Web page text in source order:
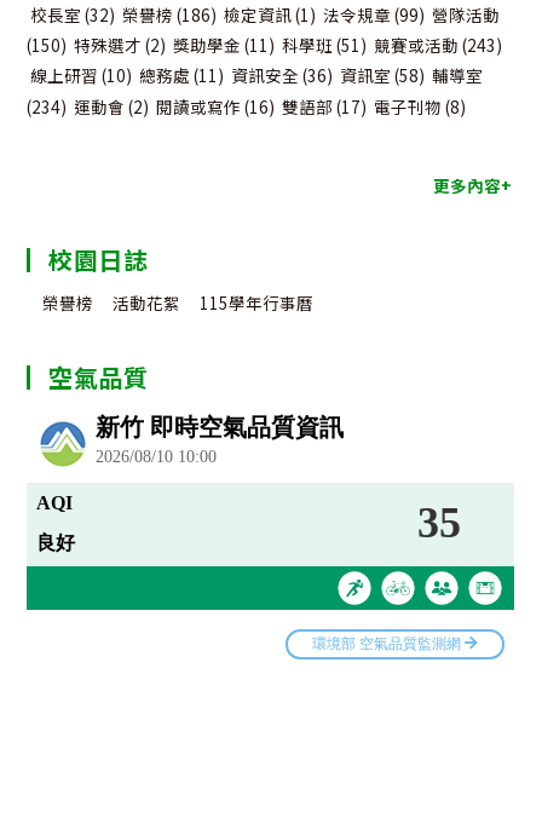
校長室 (32) 榮譽榜 (186) 檢定資訊(1) 法令規章 (99) 營隊活動
(150) 特殊選才 (2) 獎助學金 (11) 科學班(51) 競賽或活動 (243)
線上研習 (10) 總務處 (11) 資訊安全 (36) 資訊室 (58) 輔導室
(234) 運動會 (2) 閱讀或寫作 (16) 雙語部 (17) 電子刊物 (8)
更多內容+
校園日誌
榮譽榜 活動花絮 115學年行事曆
空氣品質